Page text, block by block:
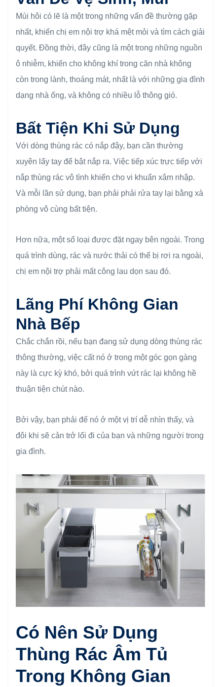
Mùi hôi có lẽ là một trong những vấn đề thường gặp
nhất, khiến chị em nội trợ khá mệt mỏi và tìm cách giải
quyết. Đồng thời, đây cũng là một trong những nguồn
ô nhiễm, khiến cho không khí trong căn nhà không
còn trong lành, thoáng mát, nhất là với những gia đình
dạng nhà ống, và không có nhiều lỗ thông gió.
Bất Tiện Khi Sử Dụng
Với dòng thùng rác có nắp đậy, bạn cần thường
xuyên lấy tay để bật nắp ra. Việc tiếp xúc trực tiếp với
nắp thùng rác vô tình khiến cho vi khuẩn xâm nhập.
Và mỗi lần sử dụng, bạn phải phải rửa tay lại bằng xà
phòng vô cùng bất tiện.
Hơn nữa, một số loại được đặt ngay bên ngoài. Trong
quá trình dùng, rác và nước thải có thể bị rơi ra ngoài,
chị em nội trợ phải mất công lau dọn sau đó.
Lãng Phí Không Gian
Nhà Bếp
Chắc chắn rồi, nếu bạn đang sử dụng dòng thùng rác
thông thường, việc cất nó ở trong một góc gọn gàng
này là cực kỳ khó, bởi quá trình vứt rác lại không hề
thuận tiện chút nào.
Bởi vậy, bạn phải để nó ở một vị trí dễ nhìn thấy, và
đôi khi sẽ cản trở lối đi của bạn và những người trong
gia đình.
Có Nên Sử Dụng
Thùng Rác Âm Tủ
Trong Không Gian